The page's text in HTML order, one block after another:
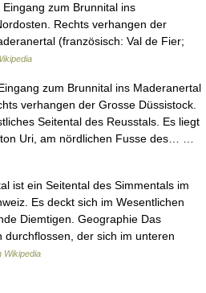
zum Brunnital ins
Rechts verhangen der
(französisch: Val de Fier;
zum Brunnital ins Maderanertal
verhangen der Grosse Düssistock.
Seitental des Reusstals. Es liegt
Uri, am nördlichen Fusse des… …
ist ein Seitental des Simmentals im
Es deckt sich im Wesentlichen
Diemtigen. Geographie Das
durchflossen, der sich im unteren
Wikipedia